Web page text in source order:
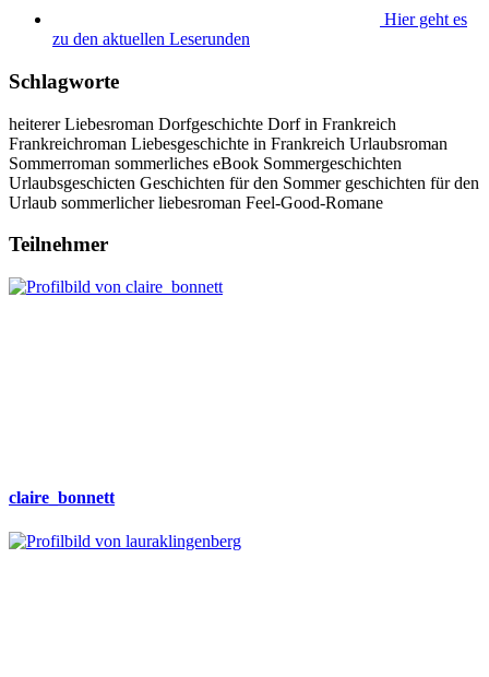
Hier geht es
zu den aktuellen Leserunden
Schlagworte
heiterer Liebesroman Dorfgeschichte Dorf in Frankreich
Frankreichroman Liebesgeschichte in Frankreich Urlaubsroman
Sommerroman sommerliches eBook Sommergeschichten
Urlaubsgeschicten Geschichten für den Sommer geschichten für den
Urlaub sommerlicher liebesroman Feel-Good-Romane
Teilnehmer
claire_bonnett